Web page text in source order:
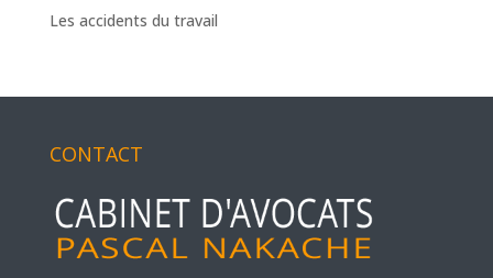
Les accidents du travail
CONTACT